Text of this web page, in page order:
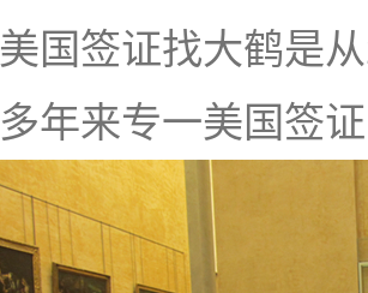
美国签证找大鹤是
多年来专一美国签